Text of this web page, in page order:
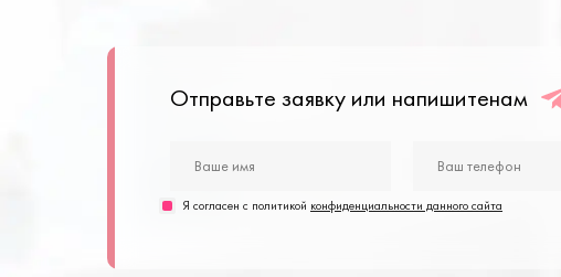
Отправьте заявку или напишитенам
Я согласен с политикой конфиденциальности данного сайта